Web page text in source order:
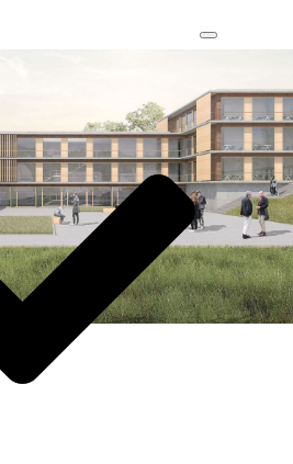
Navigations-